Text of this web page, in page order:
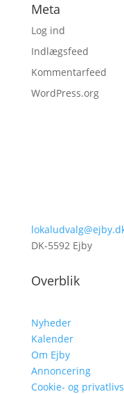
Meta
Log ind
Indlægsfeed
Kommentarfeed
WordPress.org
DK-5592 Ejby
Overblik
Nyheder
Kalender
Om Ejby
Annoncering
Cookie- og